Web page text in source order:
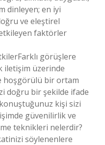
dinleyen; en iyi
ve eleştirel
faktörler
görüşlere
iletişim üzerinde
hoşgörülü bir ortam
doğru bir şekilde ifade
kişi sizi
güvenilirlik ve
teknikleri nelerdir?
söylenenlere